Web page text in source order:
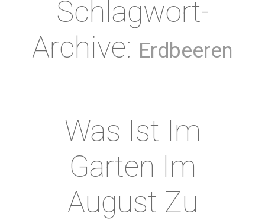
Schlagwort-
Archive: Erdbeeren
Was Ist Im
Garten Im
August Zu